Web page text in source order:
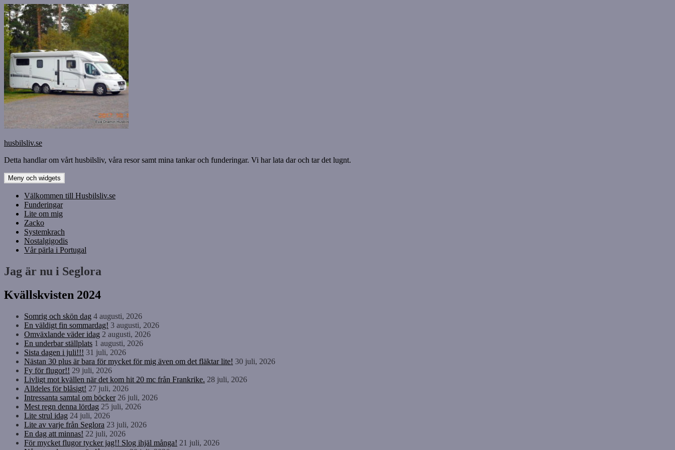
Hoppa
till
innehåll
husbilsliv.se
Detta handlar om vårt husbilsliv, våra resor samt mina tankar och funderingar. Vi har lata dar och tar det lugnt.
Meny och widgets
Välkommen till Husbilsliv.se
Funderingar
Lite om mig
Zacko
Systemkrach
Nostalgigodis
Vår pärla i Portugal
Jag är nu i Seglora
Kvällskvisten 2024
Somrig och skön dag 4 augusti, 2026
En väldigt fin sommardag! 3 augusti, 2026
Omväxlande väder idag 2 augusti, 2026
En underbar ställplats 1 augusti, 2026
Sista dagen i juli!!! 31 juli, 2026
Nästan 30 plus är bara för mycket för mig även om det fläktar lite! 30 juli, 2026
Fy för flugor!! 29 juli, 2026
Livligt mot kvällen när det kom hit 20 mc från Frankrike. 28 juli, 2026
Alldeles för blåsigt! 27 juli, 2026
Intressanta samtal om böcker 26 juli, 2026
Mest regn denna lördag 25 juli, 2026
Lite strul idag 24 juli, 2026
Lite av varje från Seglora 23 juli, 2026
En dag att minnas! 22 juli, 2026
För mycket flugor tycker jag!! Slog ihjäl många! 21 juli, 2026